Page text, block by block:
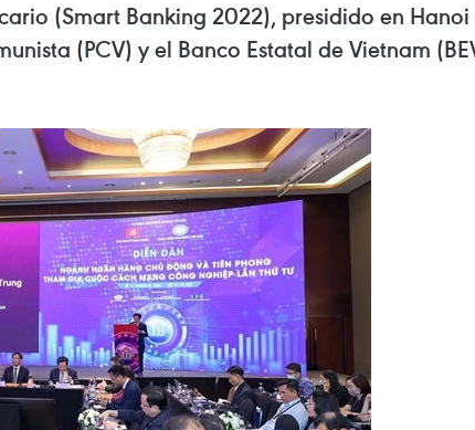
(Smart Banking 2022), presidido en
(PCV) y el Banco Estatal de Vietnam